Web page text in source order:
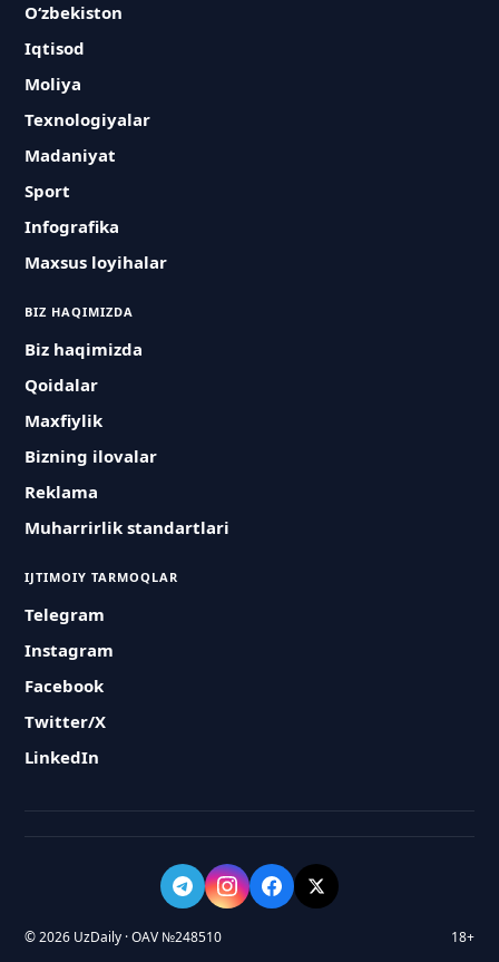
O‘zbekiston
Iqtisod
Moliya
Texnologiyalar
Madaniyat
Sport
Infografika
Maxsus loyihalar
BIZ HAQIMIZDA
Biz haqimizda
Qoidalar
Maxfiylik
Bizning ilovalar
Reklama
Muharrirlik standartlari
IJTIMOIY TARMOQLAR
Telegram
Instagram
Facebook
Twitter/X
LinkedIn
© 2026 UzDaily · OAV №248510 18+